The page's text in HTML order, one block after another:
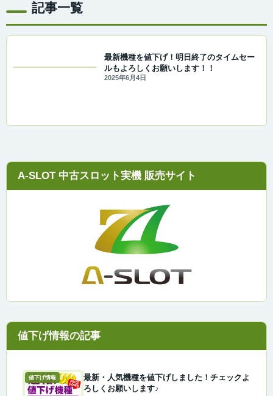
記事一覧
最新機種を値下げ！明日終了のタイムセー
ルもよろしくお願いします！！
2025年6月4日
A-SLOT 中古スロット実機 販売サイト
値下げ情報
最新・人気機種を値下げしました！チェックよ
ろしくお願いします♪